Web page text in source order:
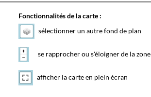
Fonctionnalités de la carte :
sélectionner un autre fond de plan
se rapprocher ou s'éloigner de la zone
afficher la carte en plein écran